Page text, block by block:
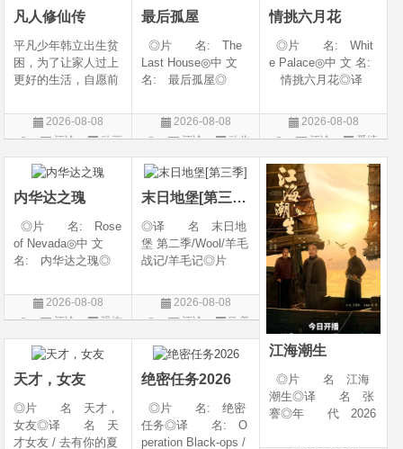
凡人修仙传
平凡少年韩立出生贫
困，为了让家人过上
更好的生活，自愿前
核，最终被墨大夫收
入门下。 墨大夫一
养、传授医术，让韩
立对他非常感激，但
随着一同入
2026-08-08
评论
动画
片
最后孤屋
◎片 名: The
Last House◎中 文
名: 最后孤屋◎
Eleven Eight One S
even◎年 代: 2
国 / 法国 / 美国◎
类 别: 动作 /
2026-08-08
评论
动作
片
情挑六月花
◎片 名: Whit
e Palace◎中 文 名:
情挑六月花◎译
道之恋 / 白色宫殿◎
年 代: 1990◎
类 别: 剧情 / 爱
情◎语
2026-08-08
评论
爱情
片
内华达之瑰
◎片 名: Rose
of Nevada◎中 文
名: 内华达之瑰◎
玫瑰 / 英伦转生号
(港) / 谜航(台)◎年
地: 英国◎类
别: 剧情 / 恐
2026-08-08
评论
恐怖
片
末日地堡[第三季]
◎译 名 末日地
堡 第二季/Wool/羊毛
战记/羊毛记◎片
◎年 代 2024◎
产 地 美国◎
幻 / 悬疑◎语
言 英语◎上映日
2026-08-08
评论
欧美
剧
江海潮生
◎片 名 江海
潮生◎译 名 张
謇◎年 代 2026
天才，女友
◎片 名 天才，
女友◎译 名 天
才女友 / 去有你的夏
绝密任务2026
◎片 名: 绝密
任务◎译 名: O
peration Black-ops /